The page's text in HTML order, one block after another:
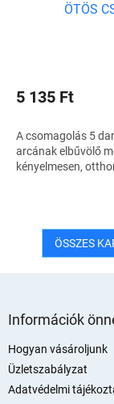
ÖTÖS
5 135 Ft
A csomagolás 5
arcának elbűvölő
kényelmesen,
ÖSSZES
Információk
Hogyan vásároljunk
Üzletszabályzat
Adatvédelmi